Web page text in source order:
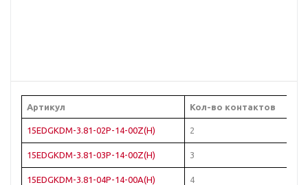
Артикул Кол-во контактов
15EDGKDM-3.81-02P-14-00Z(H) 2
15EDGKDM-3.81-03P-14-00Z(H) 3
15EDGKDM-3.81-04P-14-00A(H) 4